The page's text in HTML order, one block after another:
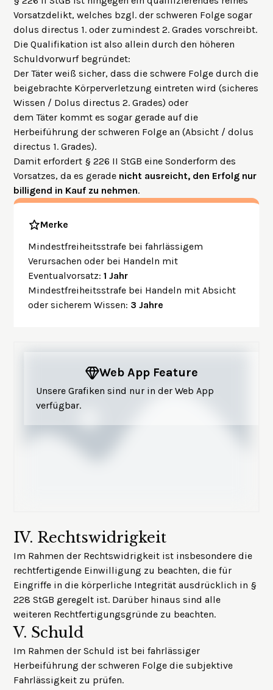
Vorsatzdelikt, welches bzgl. der schweren Folge sogar
dolus directus 1. oder zumindest 2. Grades vorschreibt.
Die Qualifikation ist also allein durch den höheren
Schuldvorwurf begründet:
Der Täter weiß sicher, dass die schwere Folge durch die
beigebrachte Körperverletzung eintreten wird (sicheres
Wissen / Dolus directus 2. Grades) oder
dem Täter kommt es sogar gerade auf die
Herbeiführung der schweren Folge an (Absicht / dolus
directus 1. Grades).
Damit erfordert § 226 II StGB eine Sonderform des
Vorsatzes, da es gerade nicht ausreicht, den Erfolg nur
billigend in Kauf zu nehmen.
Merke
Mindestfreiheitsstrafe bei fahrlässigem
Verursachen oder bei Handeln mit
Eventualvorsatz:1 Jahr
Mindestfreiheitsstrafe bei Handeln mit Absicht
oder sicherem Wissen: 3 Jahre
Web App Feature
Unsere Grafiken sind nur in der Web App
verfügbar.
IV. Rechtswidrigkeit
Im Rahmen der Rechtswidrigkeit ist insbesondere die
rechtfertigende Einwilligung zu beachten, die für
Eingriffe in die körperliche Integrität ausdrücklich in §
228 StGB geregelt ist. Darüber hinaus sind alle
weiteren Rechtfertigungsgründe zu beachten.
V. Schuld
Im Rahmen der Schuld ist bei fahrlässiger
Herbeiführung der schweren Folge diesubjektive
Fahrlässigkeit zu prüfen.